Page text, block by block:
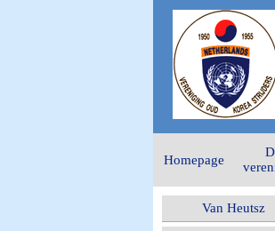
Homepage
Van Heutsz